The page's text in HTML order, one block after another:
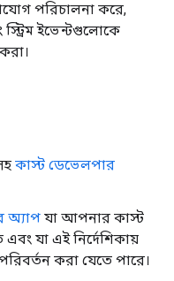
পরিচালনা করে,
স্ট্রিম ইভেন্টগুলোকে
কাস্ট ডেভেলপার
অ্যাপ যা আপনার কাস্ট
যা এই নির্দেশিকায়
করা যেতে পারে।